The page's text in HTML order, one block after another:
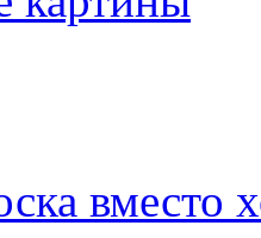
вместо